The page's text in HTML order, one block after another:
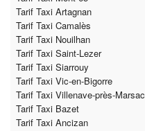
Tarif Taxi Artagnan
Tarif Taxi Camalès
Tarif Taxi Nouilhan
Tarif Taxi Saint-Lezer
Tarif Taxi Siarrouy
Tarif Taxi Vic-en-Bigorre
Tarif Taxi Villenave-près-Marsac
Tarif Taxi Bazet
Tarif Taxi Ancizan